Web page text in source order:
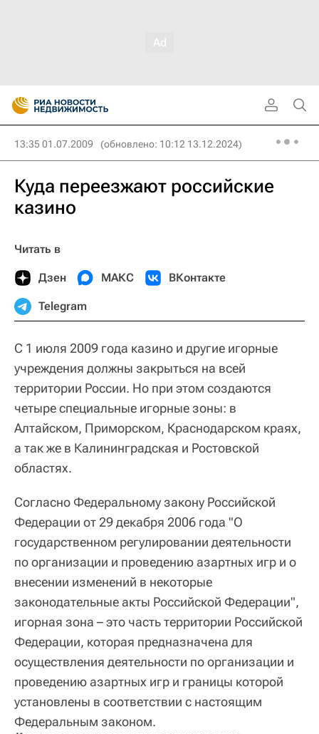
13:35 01.07.2009 (обновлено: 10:12 13.12.2024)
Куда переезжают российские
казино
Читать в
Дзен МАКС ВКонтакте
Telegram
С 1 июля 2009 года казино и другие игорные
учреждения должны закрыться на всей
территории России. Но при этом создаются
четыре специальные игорные зоны: в
Алтайском, Приморском, Краснодарском краях,
а так же в Калининградская и Ростовской
областях.
Согласно Федеральному закону Российской
Федерации от 29 декабря 2006 года "О
государственном регулировании деятельности
по организации и проведению азартных игр и о
внесении изменений в некоторые
законодательные акты Российской Федерации",
игорная зона – это часть территории Российской
Федерации, которая предназначена для
осуществления деятельности по организации и
проведению азартных игр и границы которой
установлены в соответствии с настоящим
Федеральным законом.